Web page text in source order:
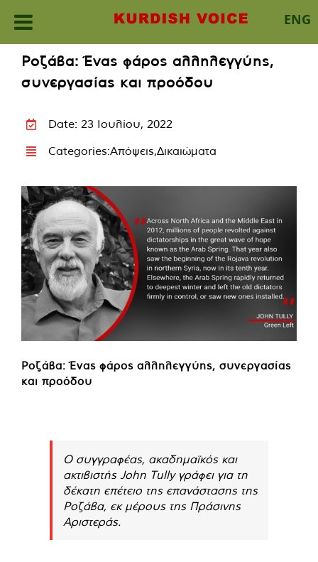
ENG
content
Ροζάβα: Ένας φάρος αλληλεγγύης,
συνεργασίας και προόδου
Date: 23 Ιουλίου, 2022
Categories:Απόψεις,Δικαιώματα
Ροζάβα: Ένας φάρος αλληλεγγύης, συνεργασίας
και προόδου
Ο συγγραφέας, ακαδημαϊκός και
ακτιβιστής John Tully γράφει για τη
δέκατη επέτειο της επανάστασης της
Ροζάβα, εκ μέρους της Πράσινης
Αριστεράς.